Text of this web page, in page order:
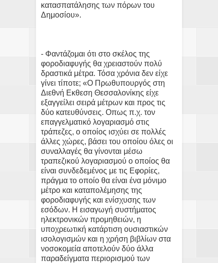
κατασπατάλησης των πόρων του
Δημοσίου».
- Φαντάζομαι ότι στο σκέλος της
φοροδιαφυγής θα χρειαστούν πολύ
δραστικά μέτρα. Τόσα χρόνια δεν είχε
γίνει τίποτε; «Ο Πρωθυπουργός στη
Διεθνή Εκθεση Θεσσαλονίκης είχε
εξαγγείλει σειρά μέτρων και προς τις
δύο κατευθύνσεις. Οπως π.χ. τον
επαγγελματικό λογαριασμό στις
τράπεζες, ο οποίος ισχύει σε πολλές
άλλες χώρες, βάσει του οποίου όλες οι
συναλλαγές θα γίνονται μέσω
τραπεζικού λογαριασμού ο οποίος θα
είναι συνδεδεμένος με τις Εφορίες,
πράγμα το οποίο θα είναι ένα μόνιμο
μέτρο και καταπολέμησης της
φοροδιαφυγής και ενίσχυσης των
εσόδων. Η εισαγωγή συστήματος
ηλεκτρονικών προμηθειών, η
υποχρεωτική κατάρτιση ουσιαστικών
ισολογισμών και η χρήση βιβλίων στα
νοσοκομεία αποτελούν δύο άλλα
παραδείγματα περιορισμού των